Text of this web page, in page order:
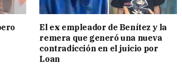
El ex empleador de Benítez y la
remera que generó una nueva
contradicción en el juicio por
Loan